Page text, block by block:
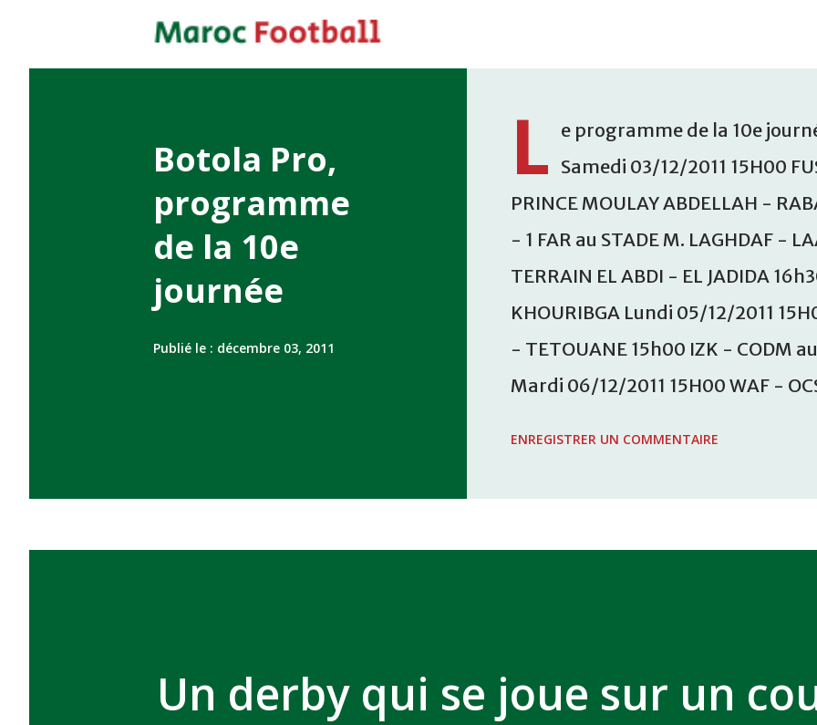
Botola Pro,
programme
de la 10e
journée
Publié le : décembre 03, 2011
L e programme de la 10e
Samedi 03/12/2011 15H00
PRINCE MOULAY ABDELLAH -
- 1 FAR au STADE M. LAGHDAF -
TERRAIN EL ABDI - EL JADIDA
KHOURIBGA Lundi 05/12/2011
- TETOUANE 15h00 IZK - CODM
Mardi 06/12/2011 15H00 WAF -
ENREGISTRER UN COMMENTAIRE
Un derby qui se joue sur un